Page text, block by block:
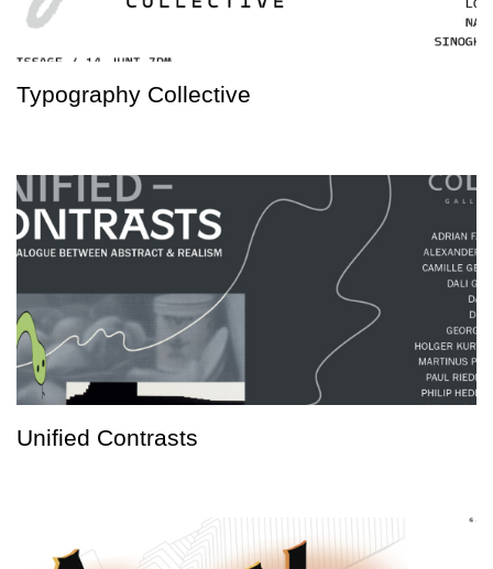
Typography Collective
Unified Contrasts